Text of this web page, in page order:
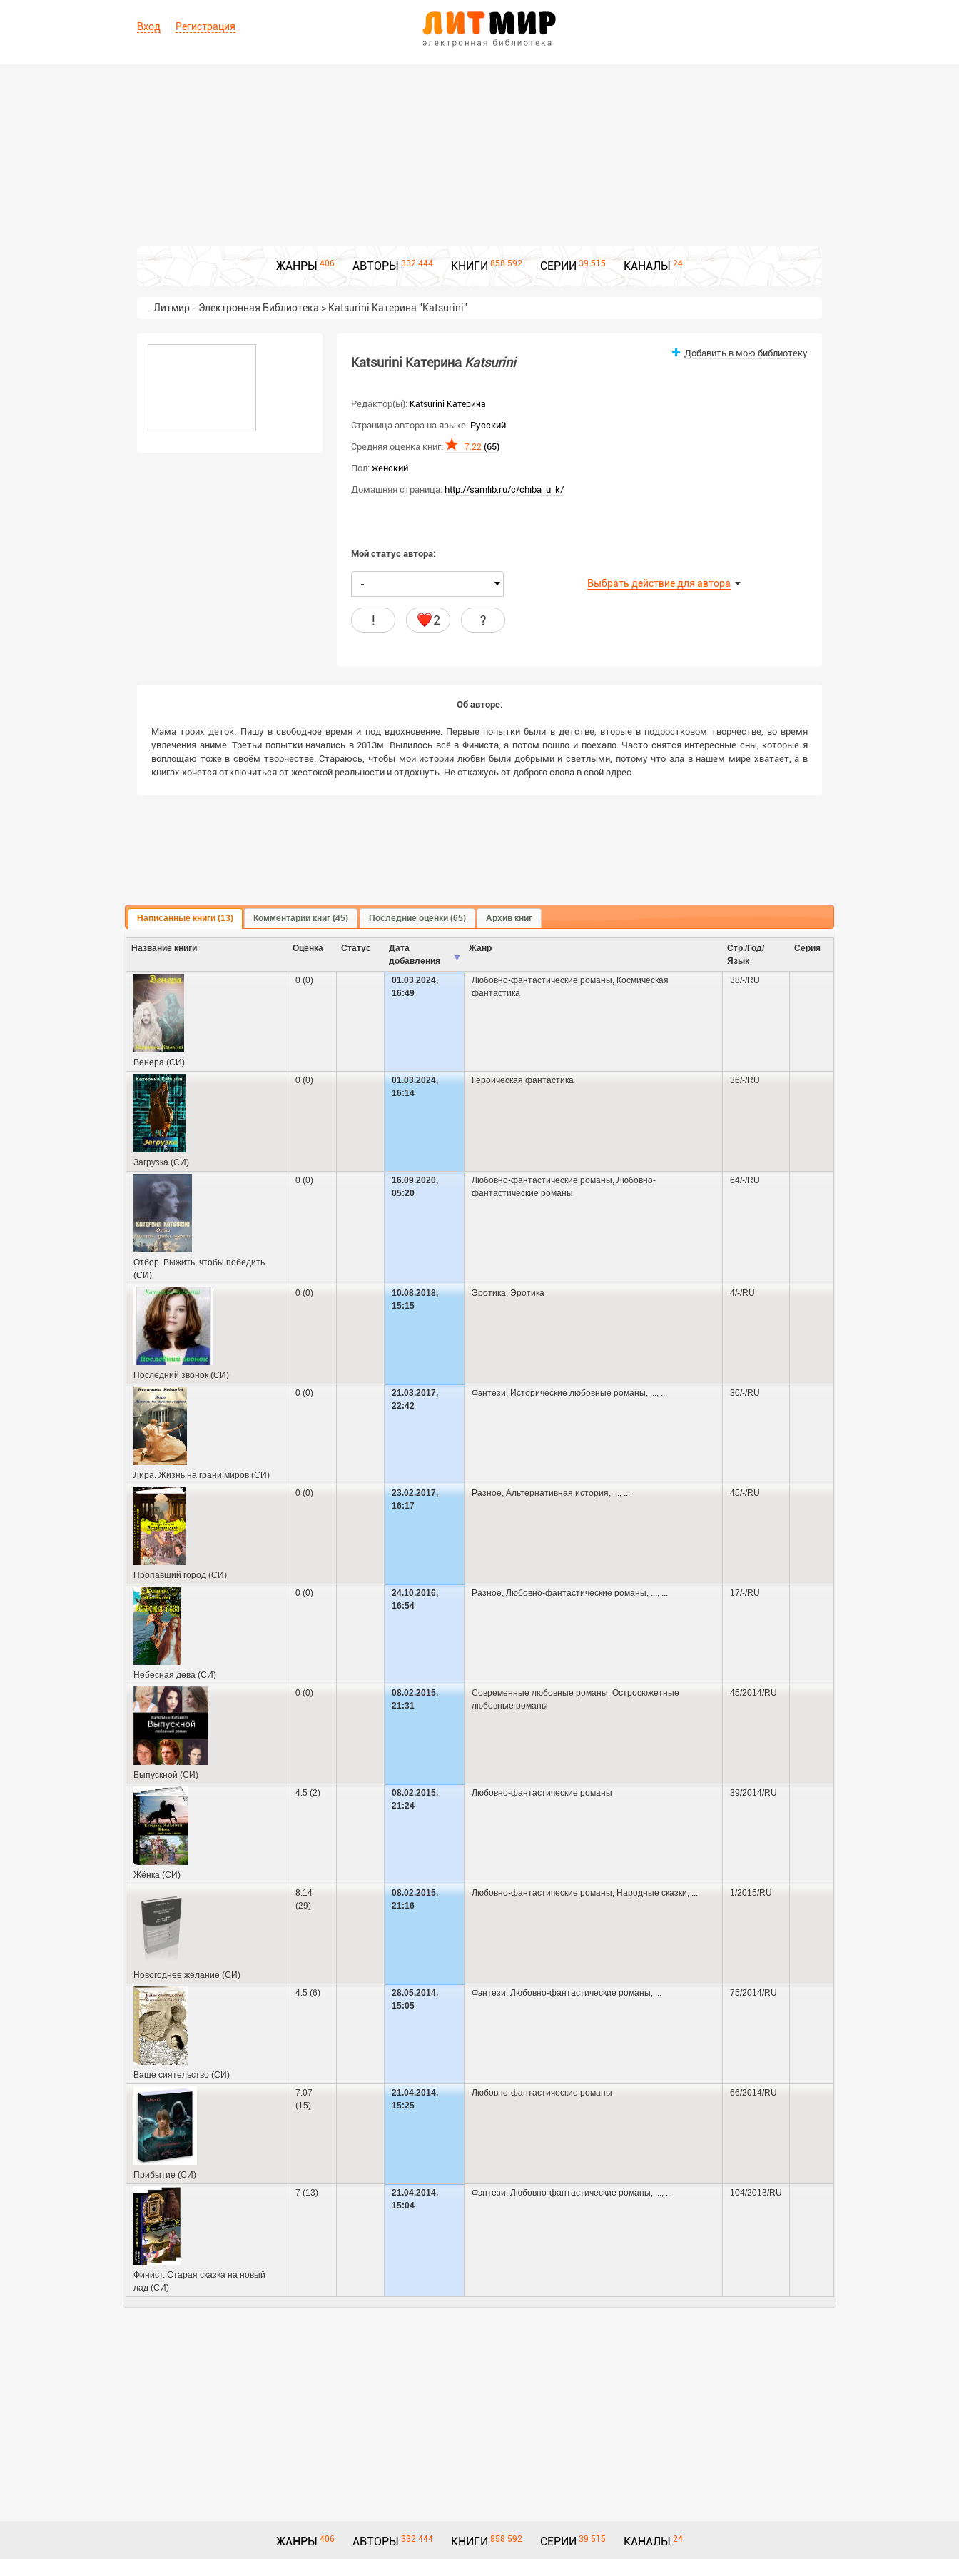
Вход Регистрация
ЖАНРЫ 406 АВТОРЫ 332 444 КНИГИ 858 592 СЕРИИ 39 515 КАНАЛЫ 24
Литмир - Электронная Библиотека > Katsurini Катерина "Katsurini"
Katsurini Катерина Katsurini
Добавить в мою библиотеку
Редактор(ы): Katsurini Катерина
Страница автора на языке: Русский
Средняя оценка книг:
7.22 (65)
Пол: женский
Домашняя страница: http://samlib.ru/c/chiba_u_k/
Мой статус автора:
- Выбрать действие для автора
! 2 ?
Об авторе:
Мама троих деток. Пишу в свободное время и под вдохновение. Первые попытки были в детстве, вторые в подростковом творчестве, во время
увлечения аниме. Третьи попытки начались в 2013м. Вылилось всё в Финиста, а потом пошло и поехало. Часто снятся интересные сны, которые я
воплощаю тоже в своём творчестве. Стараюсь, чтобы мои истории любви были добрыми и светлыми, потому что зла в нашем мире хватает, а в
книгах хочется отключиться от жестокой реальности и отдохнуть. Не откажусь от доброго слова в свой адрес.
Написанные книги (13) Комментарии книг (45) Последние оценки (65) Архив книг
Название книги Оценка Cтатус
Дата
добавления
Жанр
Стр./Год/
Язык
Серия
Венера (СИ)
0 (0)
01.03.2024,
16:49
Любовно-фантастические романы Космическая
фантастика
38/-/RU
Загрузка (СИ)
0 (0)
01.03.2024,
16:14
Героическая фантастика 36/-/RU
Отбор. Выжить, чтобы победить
(СИ)
0 (0)
16.09.2020,
05:20
Любовно-фантастические романы Любовно-
фантастические романы
64/-/RU
Последний звонок (СИ)
0 (0)
10.08.2018,
15:15
Эротика Эротика 4/-/RU
Лира. Жизнь на грани миров (СИ)
0 (0)
21.03.2017,
22:42
Фэнтези Исторические любовные романы 30/-/RU
Пропавший город (СИ)
0 (0)
23.02.2017,
16:17
Разное, Альтернативная история 45/-/RU
Небесная дева (СИ)
0 (0)
24.10.2016,
16:54
Разное Любовно-фантастические романы 17/-/RU
Выпускной (СИ)
0 (0)
08.02.2015,
21:31
Современные любовные романы Остросюжетные
любовные романы
45/2014/RU
Жёнка (СИ)
4.5 (2)
08.02.2015,
21:24
Любовно-фантастические романы 39/2014/RU
Новогоднее желание (СИ)
8.14
(29)
08.02.2015,
21:16
Любовно-фантастические романы Народные сказки 1/2015/RU
Ваше сиятельство (СИ)
4.5 (6)
28.05.2014,
15:05
Фэнтези Любовно-фантастические романы 75/2014/RU
Прибытие (СИ)
7.07
(15)
21.04.2014,
15:25
Любовно-фантастические романы 66/2014/RU
Финист. Старая сказка на новый
лад (СИ)
7 (13)
21.04.2014,
15:04
Фэнтези Любовно-фантастические романы 104/2013/RU
ЖАНРЫ 406 АВТОРЫ 332 444 КНИГИ 858 592 СЕРИИ 39 515 КАНАЛЫ 24